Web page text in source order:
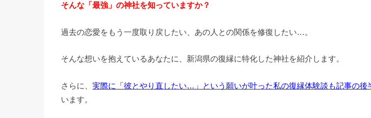
そんな「最強」の神社を知っていますか？
過去の恋愛をもう一度取り戻したい、あの人との関係を修復したい…。
そんな想いを抱えているあなたに、新潟県の復縁に特化した神社を紹介します。
さらに、 実際に「彼とやり直したい…」という願いが叶った私の復縁体験談も記事の後
います。